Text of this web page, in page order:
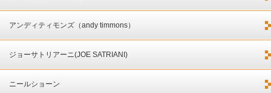
アンディティモンズ（andy timmons）
ジョーサトリアーニ(JOE SATRIANI)
ニールショーン